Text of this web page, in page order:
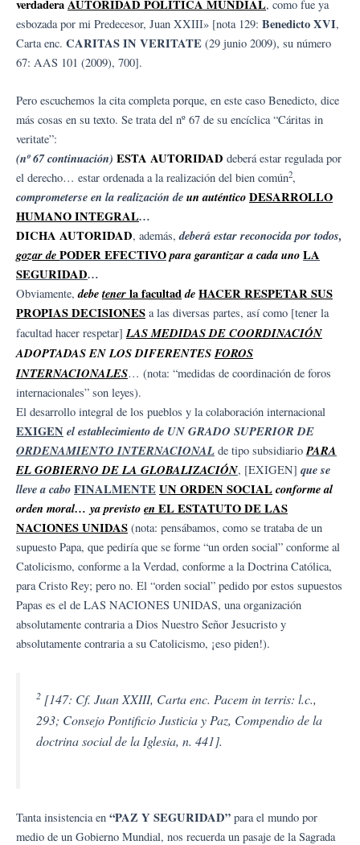
verdaderaAUTORIDAD POLÍTICA MUNDIAL, como fue ya
esbozada por mi Predecesor, Juan XXIII» [nota 129: Benedicto XVI,
Carta enc. CARITAS IN VERITATE (29 junio 2009), su número
67: AAS 101 (2009), 700].
Pero escuchemos la cita completa porque, en este caso Benedicto, dice
más cosas en su texto. Se trata del nº 67 de su encíclica “Cáritas in
veritate”:
(nº 67 continuación) ESTA AUTORIDAD deberá estar regulada por
el derecho… estar ordenada a la realización del bien común2,
comprometerse en la realización deun auténticoDESARROLLO
HUMANO INTEGRAL…
DICHA AUTORIDAD, además,deberá estar reconocida por todos,
gozar dePODER EFECTIVOpara garantizar a cada unoLA
SEGURIDAD…
Obviamente,debetenerla facultaddeHACER RESPETAR SUS
PROPIAS DECISIONES a las diversas partes, así como [tener la
facultad hacer respetar]LAS MEDIDAS DE COORDINACIÓN
ADOPTADAS EN LOS DIFERENTESFOROS
INTERNACIONALES… (nota: “medidas de coordinación de foros
internacionales” son leyes).
El desarrollo integral de los pueblos y la colaboración internacional
EXIGEN el establecimiento de UN GRADO SUPERIOR DE
ORDENAMIENTO INTERNACIONAL de tipo subsidiarioPARA
EL GOBIERNO DE LA GLOBALIZACIÓN, [EXIGEN] que se
lleve a caboFINALMENTEUN ORDEN SOCIALconforme al
orden moral… ya previstoen EL ESTATUTO DE LAS
NACIONES UNIDAS (nota: pensábamos, como se trataba de un
supuesto Papa, que pediría que se forme “un orden social” conforme al
Catolicismo, conforme a la Verdad, conforme a la Doctrina Católica,
para Cristo Rey; pero no. El “orden social” pedido por estos supuestos
Papas es el de LAS NACIONES UNIDAS, una organización
absolutamente contraria a Dios Nuestro Señor Jesucristo y
absolutamente contraria a su Catolicismo, ¡eso piden!).
2 [147: Cf. Juan XXIII, Carta enc. Pacem in terris: l.c.,
293; Consejo Pontificio Justicia y Paz, Compendio de la
doctrina social de la Iglesia, n. 441].
Tanta insistencia en “PAZ Y SEGURIDAD” para el mundo por
medio de un Gobierno Mundial, nos recuerda un pasaje de la Sagrada